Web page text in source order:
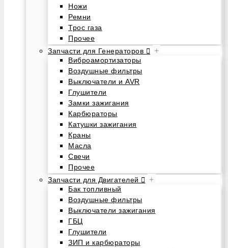
Ножи
Ремни
Трос газа
Прочее
Запчасти для Генераторов
+
Виброамортизаторы
Воздушные фильтры
Выключатели и AVR
Глушители
Замки зажигания
Карбюраторы
Катушки зажигания
Краны
Масла
Свечи
Прочее
Запчасти для Двигателей
+
Бак топливный
Воздушные фильтры
Выключатели зажигания
ГБЦ
Глушители
ЗИП и карбюраторы